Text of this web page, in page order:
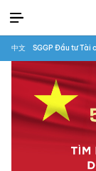
中文 SGGP Đầu tư Tài